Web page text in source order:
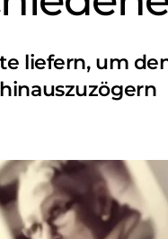
liefern, um